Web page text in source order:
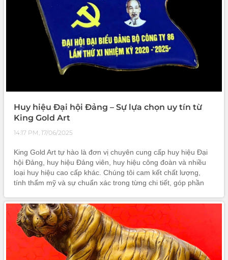
Huy hiệu Đại hội Đảng – Sự lựa chọn uy tín từ
King Gold Art
14:17 PM, 17/06/2025
King Gold Art tự hào là đơn vị chuyên cung cấp huy hiệu Đại
hội Đảng, huy hiệu Đảng viên, huy hiệu công đoàn và nhiều
loại huy hiệu cao cấp khác. Chúng tôi cam kết chất lượng,
tính thẩm mỹ và sự chuẩn xác trong từng chi tiết, góp phần
V